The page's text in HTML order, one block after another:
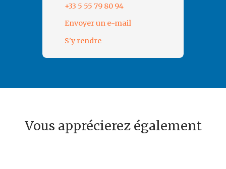
+33 5 55 79 80 94
Envoyer un e-mail
S'y rendre
Vous apprécierez également